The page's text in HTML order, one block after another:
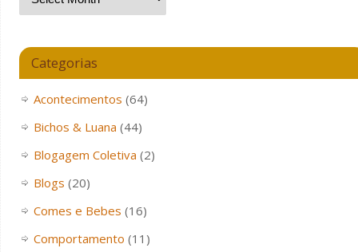
Categorias
Acontecimentos (64)
Bichos & Luana (44)
Blogagem Coletiva (2)
Blogs (20)
Comes e Bebes (16)
Comportamento (11)